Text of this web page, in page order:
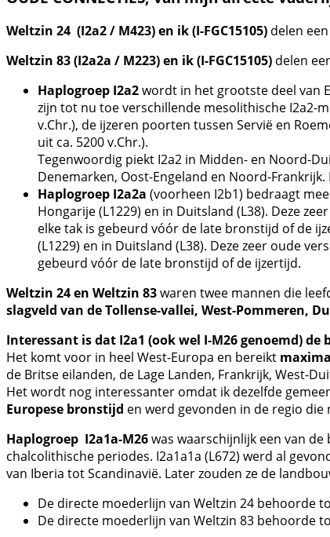
Weltzin 24 (I2a2 / M423) en ik (I-FGC15105) delen
Weltzin 83 (I2a2a / M223) en ik (I-FGC15105) delen
Haplogroep I2a2wordt in het grootste deel van
zijn tot nu toe verschillende mesolithische I2a2-
v.Chr.), de ijzeren poorten tussen Servië en
uit ca. 5200 v.Chr.).
Tegenwoordig piekt I2a2 in Midden- en Noord-
Denemarken, Oost-Engeland en Noord-
Haplogroep I2a2a (voorheen I2b1) bedraagt
Hongarije (L1229) en in Duitsland (L38). Deze
elke tak is gebeurd vóór de late bronstijd of de
(L1229) en in Duitsland (L38). Deze zeer oude
gebeurd vóór de late bronstijd of de ijzertijd.
Weltzin 24 en Weltzin 83waren twee mannen die
slagveld van de Tollense-vallei, West-Pommeren,
Interessant is dat I2a1 (ook wel I-M26 genoemd)
Het komt voor in heel West-Europa en bereikt
de Britse eilanden, de Lage Landen, Frankrijk, West-
Het wordt nog interessanter omdat ik dezelfde
Europese bronstijd en werd gevonden in de regio die
Haplogroep I2a1a-M26was waarschijnlijk een van
chalcolithische periodes. I2a1a1a (L672) werd al
van Iberia tot Scandinavië. Later zouden ze de
De directe moederlijn van Weltzin 24 behoorde
De directe moederlijn van Weltzin 83 behoorde